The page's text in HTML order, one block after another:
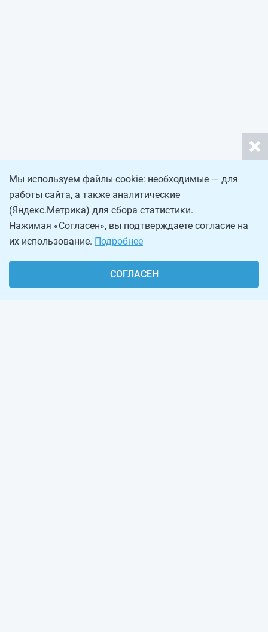
Мы используем файлы cookie: необходимые — для
работы сайта, а также аналитические
(Яндекс.Метрика) для сбора статистики.
Нажимая «Согласен», вы подтверждаете согласие на
их использование. Подробнее
СОГЛАСЕН